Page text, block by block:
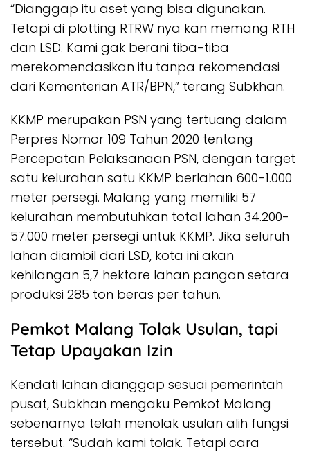
“Dianggap itu aset yang bisa digunakan.
Tetapi di plotting RTRW nya kan memang RTH
dan LSD. Kami gak berani tiba-tiba
merekomendasikan itu tanpa rekomendasi
dari Kementerian ATR/BPN,” terang Subkhan.
KKMP merupakan PSN yang tertuang dalam
Perpres Nomor 109 Tahun 2020 tentang
Percepatan Pelaksanaan PSN, dengan target
satu kelurahan satu KKMP berlahan 600-1.000
meter persegi. Malang yang memiliki 57
kelurahan membutuhkan total lahan 34.200-
57.000 meter persegi untuk KKMP. Jika seluruh
lahan diambil dari LSD, kota ini akan
kehilangan 5,7 hektare lahan pangan setara
produksi 285 ton beras per tahun.
Pemkot Malang Tolak Usulan, tapi
Tetap Upayakan Izin
Kendati lahan dianggap sesuai pemerintah
pusat, Subkhan mengaku Pemkot Malang
sebenarnya telah menolak usulan alih fungsi
tersebut. “Sudah kami tolak. Tetapi cara